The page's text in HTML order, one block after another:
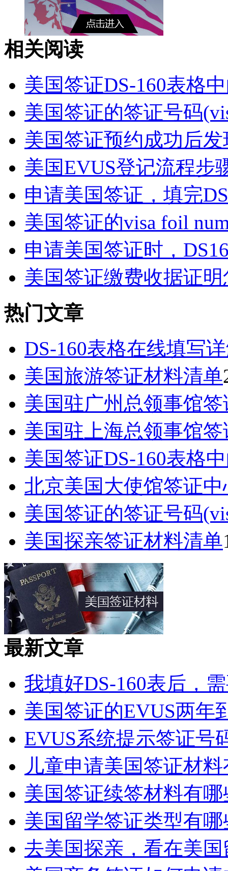
相关阅读
美国签证DS-160表格
美国签证的签证号码
美国签证预约成功后
美国EVUS登记流程步
申请美国签证，填完
美国签证的visa foil
申请美国签证时，
美国签证缴费收据证
热门文章
DS-160表格在线填写
美国旅游签证材料清单
美国驻广州总领事馆
美国驻上海总领事馆
美国签证DS-160表格中
北京美国大使馆签证中
美国签证的签证号码
美国探亲签证材料清单
最新文章
我填好DS-160表后，
美国签证的EVUS两年
EVUS系统提示签证号
儿童申请美国签证材
美国签证续签材料有
美国留学签证类型有
去美国探亲，看在美